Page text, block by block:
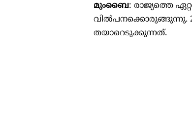
മുംബൈ: രാജ്യത്തെ
വിൽപനക്കൊരുങ്ങുന്നു.
തയാറെടുക്കുന്നത്.